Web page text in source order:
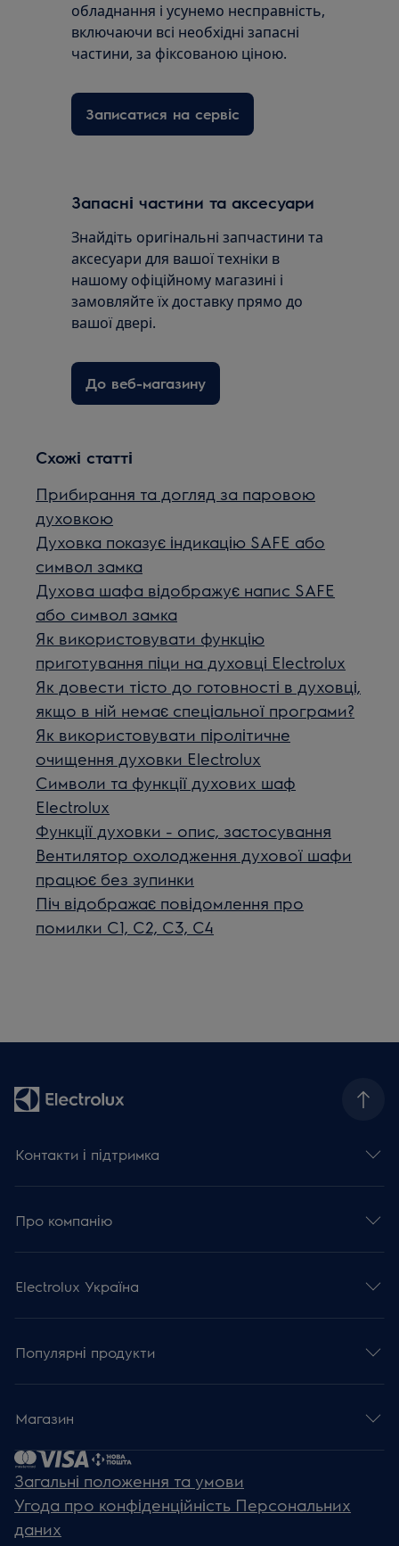
обладнання і усунемо несправність,
включаючи всі необхідні запасні
частини, за фіксованою ціною.
Записатися на сервіс
Запасні частини та аксесуари
Знайдіть оригінальні запчастини та
аксесуари для вашої техніки в
нашому офіційному магазині і
замовляйте їх доставку прямо до
вашої двері.
До веб-магазину
Схожі статті
Прибирання та догляд за паровою
духовкою
Духовка показує індикацію SAFE або
символ замка
Духова шафа відображує напис SAFE
або символ замка
Як використовувати функцію
приготування піци на духовці Electrolux
Як довести тісто до готовності в духовці,
якщо в ній немає спеціальної програми?
Як використовувати піролітичне
очищення духовки Electrolux
Символи та функції духових шаф
Electrolux
Функції духовки - опис, застосування
Вентилятор охолодження духової шафи
працює без зупинки
Піч відображає повідомлення про
помилки C1, C2, C3, C4
Контакти і підтримка
Про компанію
Electrolux Україна
Популярні продукти
Магазин
Загальні положення та умови
Угода про конфіденційність Персональних
даних